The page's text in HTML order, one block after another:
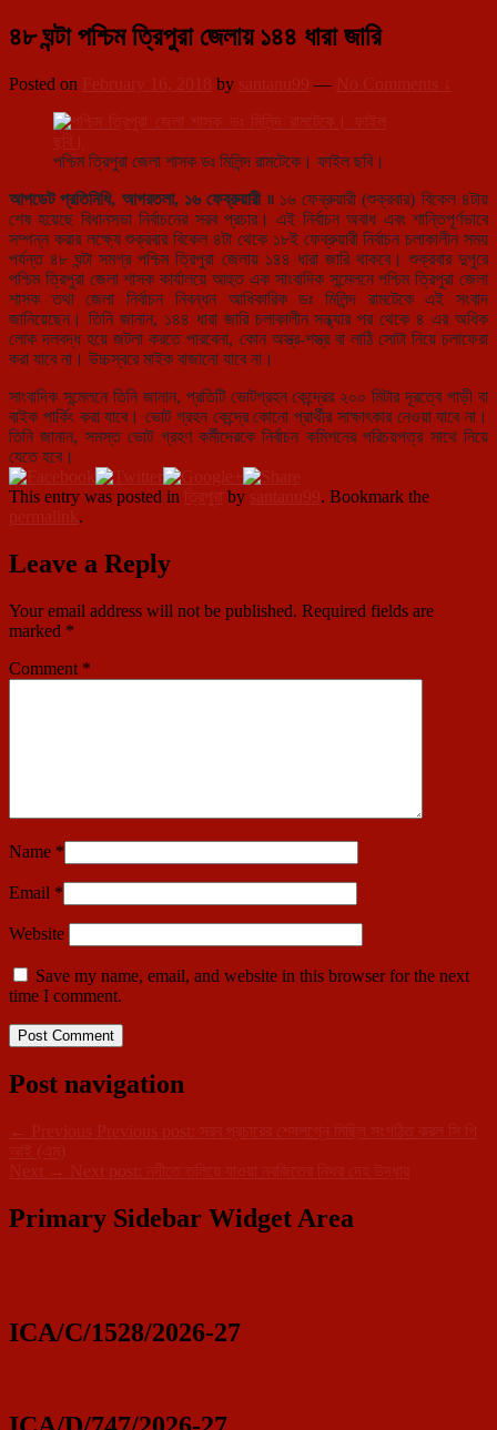
৪৮ ঘন্টা পশ্চিম ত্রিপুরা জেলায় ১৪৪ ধারা জারি
Posted on February 16, 2018 by santanu99 — No Comments ↓
পশ্চিম ত্রিপুরা জেলা শাসক ডঃ মিলিন্দ রামটেকে। ফাইল ছবি।
আপডেট প্রতিনিধি, আগরতলা, ১৬ ফেব্রুয়ারী ৷৷১৬ ফেব্রুয়ারী (শুক্রবার) বিকেল ৪টায়
শেষ হয়েছে বিধানসভা নির্বাচনের সরব প্রচার। এই নির্বাচন অবাধ এবং শান্তিপূর্ণভাবে
সম্পন্ন করার লক্ষ্যে শুক্রবার বিকেল ৪টা থেকে ১৮ই ফেব্রুয়ারী নির্বাচন চলাকালীন সময়
পর্যন্ত ৪৮ ঘন্টা সমগ্র পশ্চিম ত্রিপুরা জেলায় ১৪৪ ধারা জারি থাকবে। শুক্রবার দুপুরে
পশ্চিম ত্রিপুরা জেলা শাসক কার্যালয়ে আহুত এক সাংবাদিক সন্মেলনে পশ্চিম ত্রিপুরা জেলা
শাসক তথা জেলা নির্বাচন নিবন্ধন আধিকারিক ডঃ মিলিন্দ রামটেকে এই সংবাদ
জানিয়েছেন। তিনি জানান, ১৪৪ ধারা জারি চলাকালীন সন্ধ্যার পর থেকে ৪ এর অধিক
লোক দলবদ্ধ হয়ে জটলা করতে পারবেনা, কোন অস্ত্র-শস্ত্র বা লাঠি সোটা নিয়ে চলাফেরা
করা যাবে না। উচ্চস্বরে মাইক বাজানো যাবে না।
সাংবাদিক সন্মেলনে তিনি জানান, প্রতিটি ভোটগ্রহন কেন্দ্রের ২০০ মিটার দূরত্বে গাড়ী বা
বাইক পার্কিং করা যাবে। ভোট গ্রহন কেন্দ্রে কোনো প্রার্থীর সাক্ষাৎকার নেওয়া যাবে না।
তিনি জানান, সমস্ত ভোট গ্রহণ কর্মীদেরকে নির্বাচন কমিশনের পরিচয়পত্র সাথে নিয়ে
যেতে হবে।
This entry was posted in ত্রিপুরা by santanu99. Bookmark the
permalink.
Leave a Reply
Your email address will not be published. Required fields are
marked *
Comment *
Name *
Email *
Website
Save my name, email, and website in this browser for the next
time I comment.
Post navigation
← Previous Previous post:
সরব প্রচারের শেষলগ্নে মিছিল সংগঠিত করল সি পি
আই (এম)
Next → Next post: নদীতে তলিয়ে যাওয়া নবজিতের নিথর দেহ উদ্ধার
Primary Sidebar Widget Area
ICA/C/1528/2026-27